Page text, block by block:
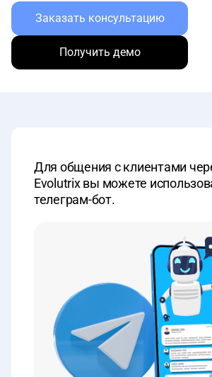
Заказать консультацию
Получить демо
Для общения с клиентами
Evolutrix вы можете
телеграм-бот.